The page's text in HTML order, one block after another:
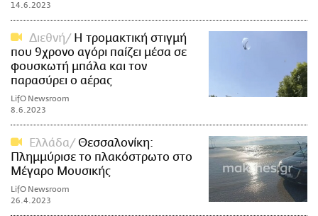
14.6.2023
Διεθνή
Η τρομακτική στιγμή
που 9χρονο αγόρι παίζει μέσα σε
φουσκωτή μπάλα και τον
παρασύρει ο αέρας
LifO Newsroom
8.6.2023
Ελλάδα
Θεσσαλονίκη:
Πλημμύρισε το πλακόστρωτο στο
Μέγαρο Μουσικής
LifO Newsroom
26.4.2023